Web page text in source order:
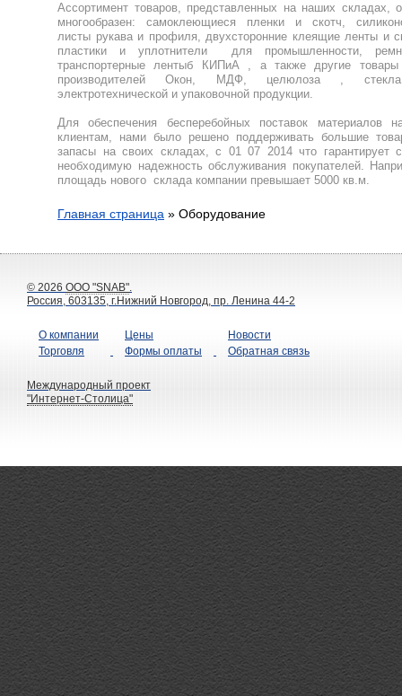
Ассортимент товаров, представленных на наших складах,
многообразен: самоклеющиеся пленки и скотч,
листы рукава и профиля, двухсторонние клеящие ленты и
пластики и уплотнители для промышленности,
транспортерные лентыб КИПиА , а также другие
производителей Окон, МДФ, целюлоза ,
электротехнической и упаковочной продукции.
Для обеспечения бесперебойных поставок материалов
клиентам, нами было решено поддерживать большие
запасы на своих складах, с 01 07 2014 что гарантирует
необходимую надежность обслуживания покупателей.
площадь нового склада компании превышает 5000 кв.м.
Главная страница » Оборудование
© 2026 ООО "SNAB".
Россия, 603135, г.Нижний Новгород, пр. Ленина 44-2
О компании
Торговля
Цены
Формы оплаты
Новости
Обратная связь
Международный проект
"Интернет-Столица"